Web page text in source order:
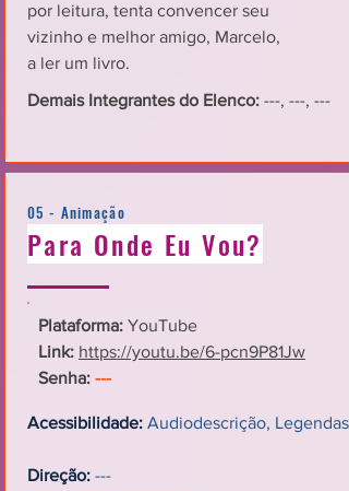
por leitura, tenta convencer seu
vizinho e melhor amigo, Marcelo,
a ler um livro.
Demais Integrantes do Elenco: ---, ---, ---
05 - Animação
Para Onde Eu Vou?
Plataforma: YouTube
Link: https://youtu.be/6-pcn9P81Jw
Senha: ---
Acessibilidade: Audiodescrição, Legendas
Direção: ---